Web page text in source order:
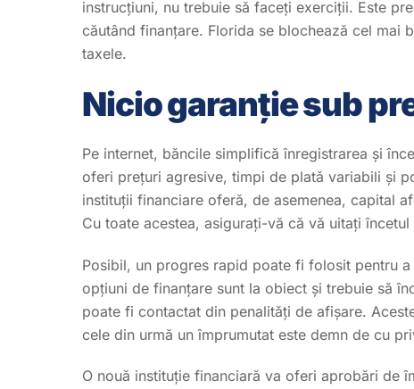
instrucțiuni, nu trebuie să faceți exerciții. Este
căutând finanțare. Florida se blochează cel mai
taxele.
Nicio garanție sub
Pe internet, băncile simplifică înregistrarea și
oferi prețuri agresive, timpi de plată variabili și
instituții financiare oferă, de asemenea, capital
Cu toate acestea, asigurați-vă că vă uitați
Posibil, un progres rapid poate fi folosit pentru
opțiuni de finanțare sunt la obiect și trebuie să
poate fi contactat din penalități de afișare.
cele din urmă un împrumutat este demn de cu
O nouă instituție financiară va oferi aprobări de